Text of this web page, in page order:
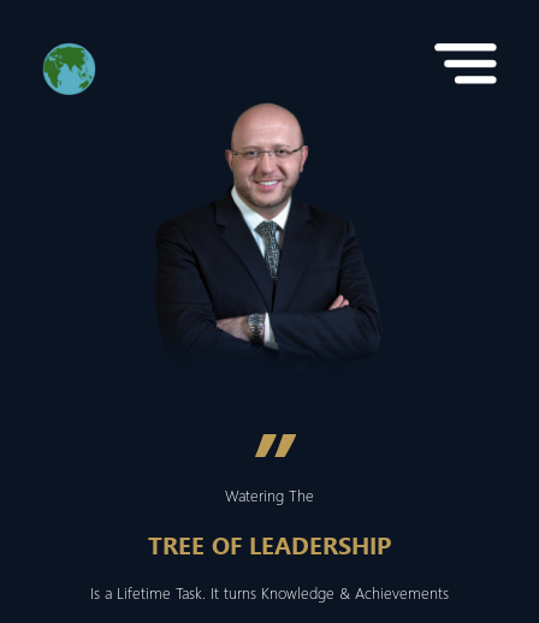
”
Watering The
TREE OF LEADERSHIP
Is a Lifetime Task. It turns Knowledge & Achievements